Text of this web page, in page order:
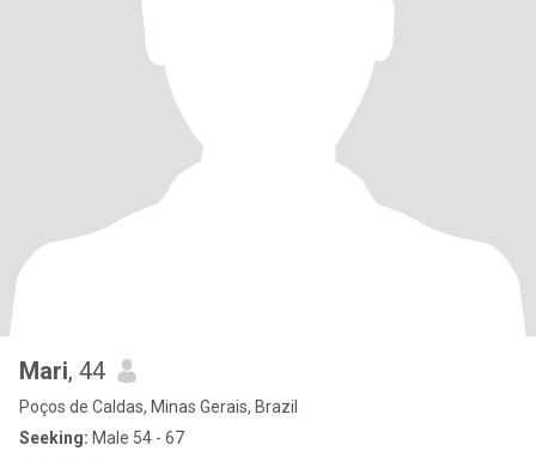
Mari, 44
Poços de Caldas, Minas Gerais, Brazil
Seeking: Male 54 - 67